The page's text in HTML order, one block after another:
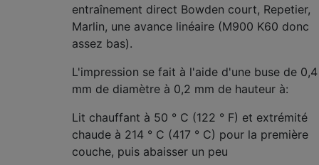
entraînement direct Bowden court, Repetier,
Marlin, une avance linéaire (M900 K60 donc
assez bas).
L'impression se fait à l'aide d'une buse de 0,4
mm de diamètre à 0,2 mm de hauteur à:
Lit chauffant à 50 ° C (122 ° F) et extrémité
chaude à 214 ° C (417 ° C) pour la première
couche, puis abaisser un peu